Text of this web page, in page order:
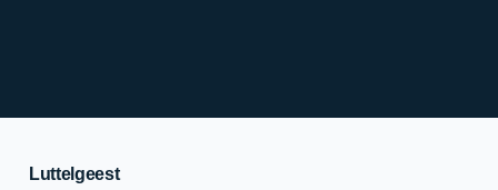
Luttelgeest